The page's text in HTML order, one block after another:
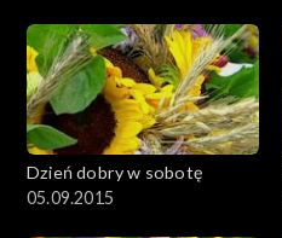
Dzień dobry w sobotę
05.09.2015